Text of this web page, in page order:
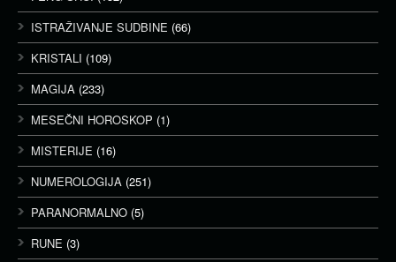
ISTRAŽIVANJE SUDBINE (66)
KRISTALI (109)
MAGIJA (233)
MESEČNI HOROSKOP (1)
MISTERIJE (16)
NUMEROLOGIJA (251)
PARANORMALNO (5)
RUNE (3)